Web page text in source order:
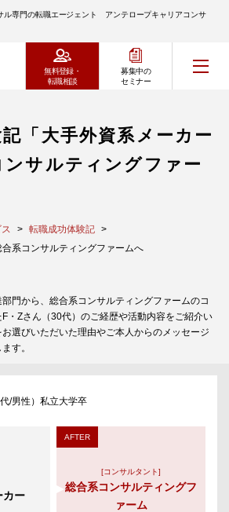
ル専門の転職エージェント アンテロープキャリアコンサ
無料登録・
転職相談
募集中の
セミナー
「大手外資系メーカー
サルティングファー
転職成功体験記
系コンサルティングファームへ
門から、総合系コンサルティングファームのコ
・Zさん（30代）のご経歴や活動内容をご紹介い
選びいただいた理由やご本人からのメッセージ
す。
代/男性）私立大学卒
カー
AFTER
[コンサルタント]
総合系コンサルティングフ
ァーム